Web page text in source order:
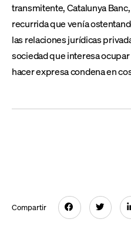
transmitente, Catalunya
recurrida que venía
las relaciones jurídicas
sociedad que interesa
hacer expresa condena en
Compartir